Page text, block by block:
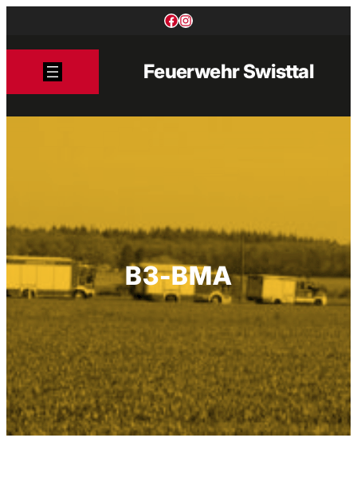
Facebook
Instagram
Feuerwehr Swisttal
B3-BMA